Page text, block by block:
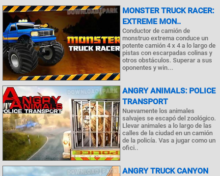
MONSTER TRUCK RACER:
EXTREME MON..
Conductor de camión de
monstruo extrema conduce un
potente camión 4 x 4 a lo largo de
pistas con escarpadas colinas y
otros obstáculos. Superar a sus
oponentes y win...
ANGRY ANIMALS: POLICE
TRANSPORT
Nuevamente los animales
salvajes se escapó del zoológico.
Llevar animales a lo largo de las
calles de la ciudad en un camión
de la policía. Vas a jugar como un
ofici..
ANGRY TRUCK CANYON